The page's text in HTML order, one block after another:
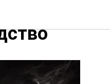
от